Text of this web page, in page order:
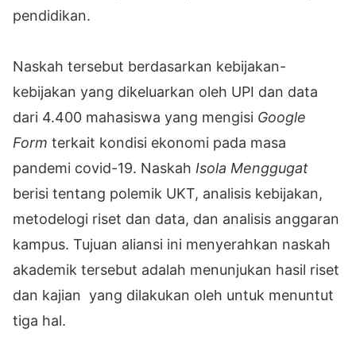
pendidikan.
Naskah tersebut berdasarkan kebijakan-
kebijakan yang dikeluarkan oleh UPI dan data
dari 4.400 mahasiswa yang mengisi Google
Form terkait kondisi ekonomi pada masa
pandemi covid-19. Naskah Isola Menggugat
berisi tentang polemik UKT, analisis kebijakan,
metodelogi riset dan data, dan analisis anggaran
kampus. Tujuan aliansi ini menyerahkan naskah
akademik tersebut adalah menunjukan hasil riset
dan kajian yang dilakukan oleh untuk menuntut
tiga hal.